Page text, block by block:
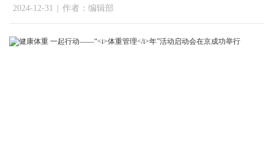
2024-12-31 | 作者：编辑部